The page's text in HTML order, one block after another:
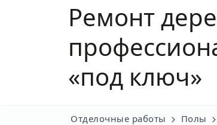
Ремонт
«под ключ»
Отделочные работы Полы